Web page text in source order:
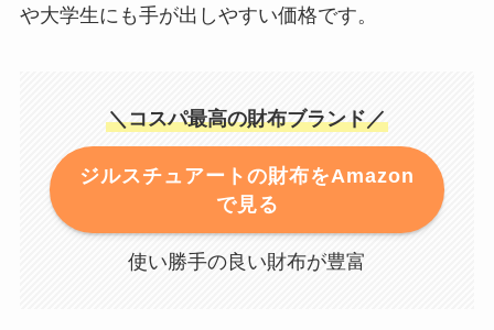
や大学生にも手が出しやすい価格です。
＼コスパ最高の財布ブランド／
ジルスチュアートの財布をAmazon
で見る
使い勝手の良い財布が豊富